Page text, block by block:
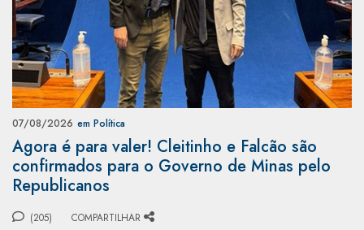
07/08/2026 em Política
Agora é para valer! Cleitinho e Falcão são
confirmados para o Governo de Minas pelo
Republicanos
(205) COMPARTILHAR